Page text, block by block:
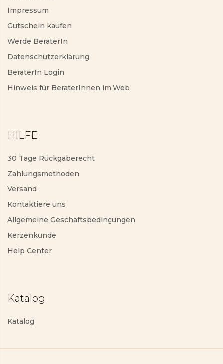
Impressum
Gutschein kaufen
Werde BeraterIn
Datenschutzerklärung
BeraterIn Login
Hinweis für BeraterInnen im Web
HILFE
30 Tage Rückgaberecht
Zahlungsmethoden
Versand
Kontaktiere uns
Allgemeine Geschäftsbedingungen
Kerzenkunde
Help Center
Katalog
Katalog